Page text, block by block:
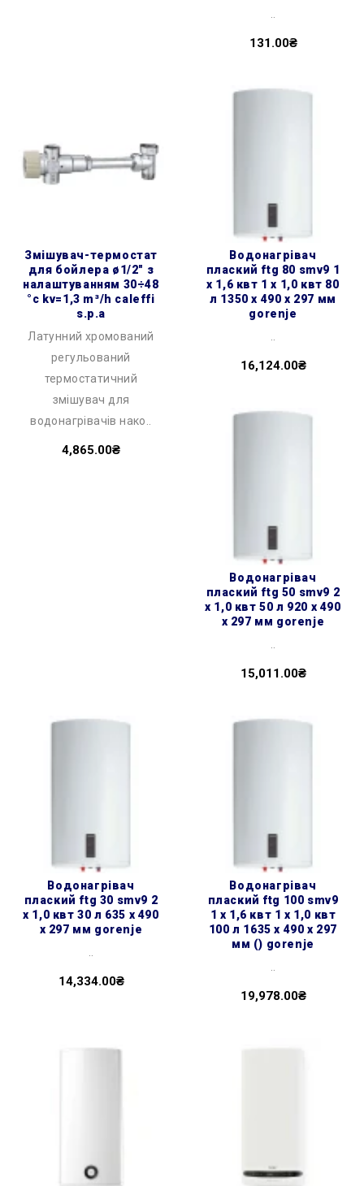
131.00₴
змішувач-термостат
для бойлера ø1/2″ з
налаштуванням 30÷48
°c kv=1,3 m³/h caleffi
s.p.a
Латунний хромований
регульований
термостатичний
змішувач для
водонагрівачів нако..
4,865.00₴
водонагрівач
плаский ftg 80 smv9 1
х 1,6 квт 1 х 1,0 квт 80
л 1350 x 490 x 297 мм
gorenje
16,124.00₴
водонагрівач
плаский ftg 50 smv9 2
х 1,0 квт 50 л 920 x 490
x 297 мм gorenje
15,011.00₴
водонагрівач
плаский ftg 30 smv9 2
х 1,0 квт 30 л 635 x 490
x 297 мм gorenje
14,334.00₴
водонагрівач
плаский ftg 100 smv9
1 х 1,6 квт 1 х 1,0 квт
100 л 1635 x 490 x 297
мм () gorenje
19,978.00₴